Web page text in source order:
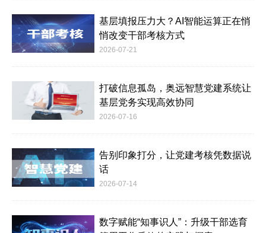
基层填报压力大？AI智能运算正在悄
悄改变干部考核方式
2026-07-21
打破信息孤岛，奥远智慧党建系统让
基层党务实现高效协同
2026-07-16
告别印象打分，让党建考核凭数据说
话
2026-07-14
数字赋能“知事识人”：升级干部选育